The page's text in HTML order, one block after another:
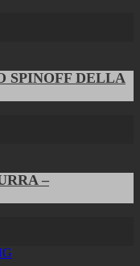
SPINOFF DELLA
–